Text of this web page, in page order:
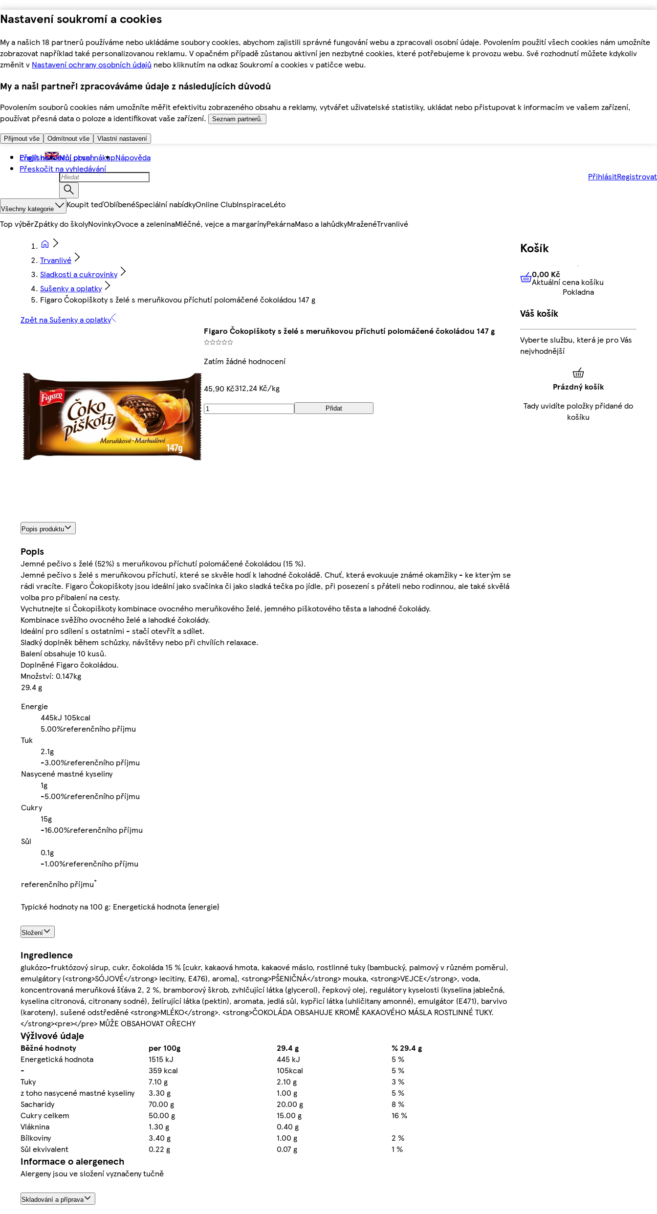
Nastavení soukromí a cookies
My a našich 18 partnerů používáme nebo ukládáme soubory cookies, abychom zajistili správné fungování webu a zpracovali osobní údaje. Povolením použití všech cookies nám umožníte
zobrazovat například také personalizovanou reklamu. V opačném případě zůstanou aktivní jen nezbytné cookies, které potřebujeme k provozu webu. Své rozhodnutí můžete kdykoliv
změnit v Nastavení ochrany osobních údajů nebo kliknutím na odkaz Soukromí a cookies v patičce webu.
My a naši partneři zpracováváme údaje z následujících důvodů
Povolením souborů cookies nám umožníte měřit efektivitu zobrazeného obsahu a reklamy, vytvářet uživatelské statistiky, ukládat nebo přistupovat k informacím ve vašem zařízení,
používat přesná data o poloze a identifikovat vaše zařízení.
Seznam partnerů.
Přijmout vše Odmítnout vše Vlastní nastavení
Přejít na hlavní obsah
Přeskočit na vyhledávání
English Můj první nákupNápověda
PřihlásitRegistrovat
Všechny kategorie Koupit teďOblíbenéSpeciální nabídkyOnline ClubInspiraceLéto
Top výběrZpátky do školyNovinkyOvoce a zeleninaMléčné, vejce a margarínyPekárnaMaso a lahůdkyMraženéTrvanlivé
Trvanlivé
Sladkosti a cukrovinky
Sušenky a oplatky
Figaro Čokopiškoty s želé s meruňkovou příchutí polomáčené čokoládou 147 g
Zpět na Sušenky a oplatky
Figaro Čokopiškoty s želé s meruňkovou příchutí polomáčené čokoládou 147 g
Zatím žádné hodnocení
45,90 Kč312,24 Kč/kg
Přidat
Popis produktu
Popis
Jemné pečivo s želé (52%) s meruňkovou příchutí polomáčené čokoládou (15 %).
Jemné pečivo s želé s meruňkovou příchutí, které se skvěle hodí k lahodné čokoládě. Chuť, která evokuuje známé okamžiky - ke kterým se
rádi vracíte. Figaro Čokopiškoty jsou ideální jako svačinka či jako sladká tečka po jídle, při posezení s přáteli nebo rodinnou, ale také skvělá
volba pro přibalení na cesty.
Vychutnejte si Čokopiškoty kombinace ovocného meruňkového želé, jemného piškotového těsta a lahodné čokolády.
Kombinace svěžího ovocného želé a lahodké čokolády.
Ideální pro sdílení s ostatními - stačí otevřít a sdílet.
Sladký doplněk během schůzky, návštěvy nebo při chvílích relaxace.
Balení obsahuje 10 kusů.
Doplněné Figaro čokoládou.
Množství: 0.147kg
29.4 g
Energie
445kJ 105kcal
5.00%referenčního příjmu
Tuk
2.1g
-3.00%referenčního příjmu
Nasycené mastné kyseliny
1g
-5.00%referenčního příjmu
Cukry
15g
-16.00%referenčního příjmu
Sůl
0.1g
-1.00%referenčního příjmu
referenčního příjmu*
Typické hodnoty na 100 g: Energetická hodnota {energie}
Složení
Ingredience
glukózo-fruktózový sirup, cukr, čokoláda 15 % [cukr, kakaová hmota, kakaové máslo, rostlinné tuky (bambucký, palmový v různém poměru),
emulgátory (<strong>SÓJOVÉ</strong> lecitiny, E476), aroma], <strong>PŠENIČNÁ</strong> mouka, <strong>VEJCE</strong>, voda,
koncentrovaná meruňková šťáva 2, 2 %, bramborový škrob, zvhlčující látka (glycerol), řepkový olej, regulátory kyselosti (kyselina jablečná,
kyselina citronová, citronany sodné), želírující látka (pektin), aromata, jedlá sůl, kypřicí látka (uhličitany amonné), emulgátor (E471), barvivo
(karoteny), sušené odstředěné <strong>MLÉKO</strong>. <strong>ČOKOLÁDA OBSAHUJE KROMĚ KAKAOVÉHO MÁSLA ROSTLINNÉ TUKY.
</strong><pre></pre> MŮŽE OBSAHOVAT OŘECHY
Výživové údaje
Běžné hodnoty per 100g 29.4 g
% 29.4 g
Energetická hodnota
1515 kJ 445 kJ
5 %
-
359 kcal 105kcal
5 %
Tuky
7.10 g 2.10 g
3 %
z toho nasycené mastné kyseliny
3.30 g 1.00 g
5 %
Sacharidy
70.00 g 20.00 g
8 %
Cukry celkem
50.00 g 15.00 g
16 %
Vláknina
1.30 g
0.40 g
Bílkoviny
3.40 g 1.00 g
2 %
Sůl ekvivalent
0.22 g 0.07 g 1 %
Informace o alergenech
Alergeny jsou ve složení vyznačeny tučně
Skladování a příprava
Košík
0,00 KčAktuální cena košíku
0,00 Kč
Aktuální cena košíku
Pokladna
Váš košík
Vyberte službu, která je pro Vás
nejvhodnější
Prázdný košík
Tady uvidíte položky přidané do
košíku